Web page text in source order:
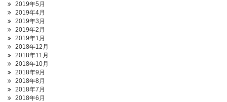
2019年5月
2019年4月
2019年3月
2019年2月
2019年1月
2018年12月
2018年11月
2018年10月
2018年9月
2018年8月
2018年7月
2018年6月